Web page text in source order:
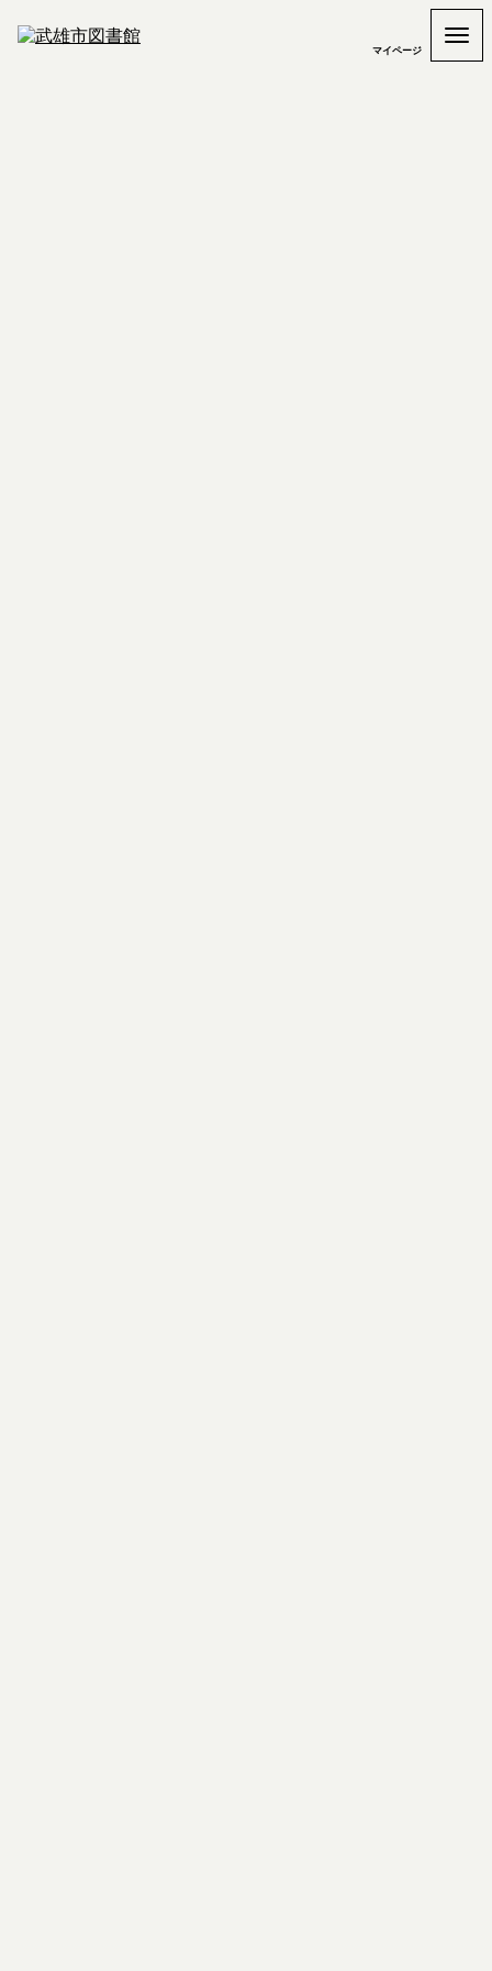
マイページ